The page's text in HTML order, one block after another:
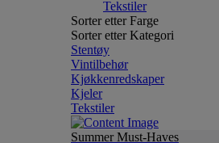
Tekstiler
Sorter etter Farge
Sorter etter Kategori
Stentøy
Vintilbehør
Kjøkkenredskaper
Kjeler
Tekstiler
Summer Must-Haves